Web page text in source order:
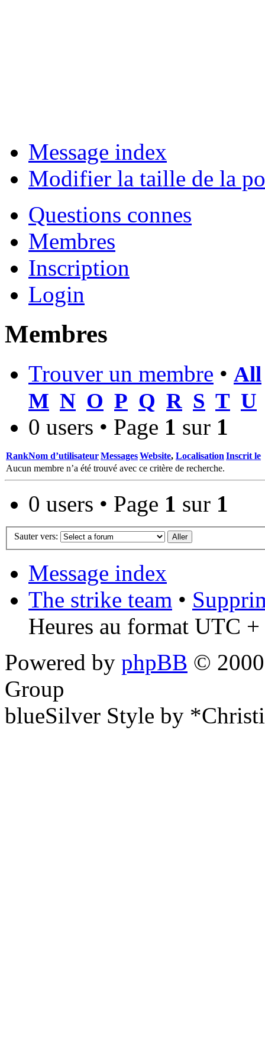
Message index
Modifier la taille de la
Questions connes
Membres
Inscription
Login
Membres
Trouver un membre • All
M N O P Q R S T U
0 users • Page 1 sur 1
RankNom d’utilisateurMessagesWebsite, Localisation Inscrit le
Aucun membre n’a été trouvé avec ce critère de recherche.
0 users • Page 1 sur 1
Sauter vers:
Message index
The strike team •
Heures au format UTC
Powered by phpBB ©
Group
blueSilver Style by